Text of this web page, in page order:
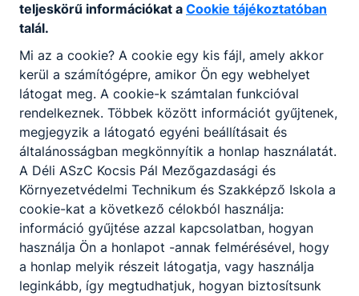
Partnereink
teljeskörű információkat a Cookie tájékoztatóban
talál.
Mi az a cookie? A cookie egy kis fájl, amely akkor
kerül a számítógépre, amikor Ön egy webhelyet
látogat meg. A cookie-k számtalan funkcióval
rendelkeznek. Többek között információt gyűjtenek,
megjegyzik a látogató egyéni beállításait és
általánosságban megkönnyítik a honlap használatát.
A Déli ASzC Kocsis Pál Mezőgazdasági és
Környezetvédelmi Technikum és Szakképző Iskola a
cookie-kat a következő célokból használja:
információ gyűjtése azzal kapcsolatban, hogyan
használja Ön a honlapot -annak felmérésével, hogy
a honlap melyik részeit látogatja, vagy használja
leginkább, így megtudhatjuk, hogyan biztosítsunk